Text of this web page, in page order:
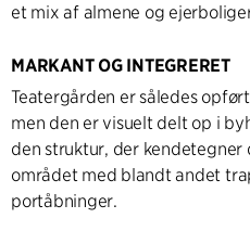
et mix af almene og
MARKANT OG INTEGRERET
Teatergården er således
men den er visuelt delt op i
den struktur, der
området med blandt andet
portåbninger.